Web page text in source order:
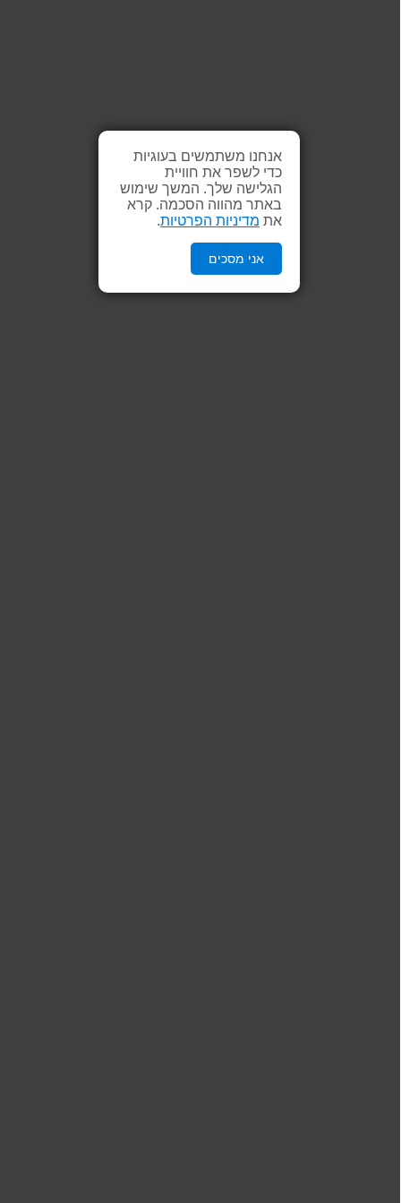
אנחנו משתמשים בעוגיות
כדי לשפר את חוויית
הגלישה שלך. המשך שימוש
באתר מהווה הסכמה. קרא
את מדיניות הפרטיות.
אני מסכים